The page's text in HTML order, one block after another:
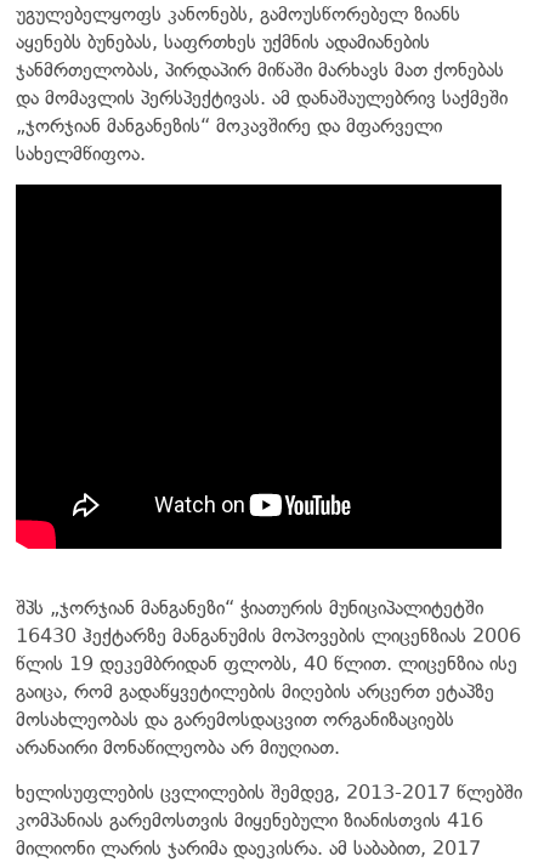
უგულებელყოფს კანონებს, გამოუსწორებელ ზიანს
აყენებს ბუნებას, საფრთხეს უქმნის ადამიანების
ჯანმრთელობას, პირდაპირ მიწაში მარხავს მათ ქონებას
და მომავლის პერსპექტივას. ამ დანაშაულებრივ საქმეში
„ჯორჯიან მანგანეზის“ მოკავშირე და მფარველი
სახელმწიფოა.
შპს „ჯორჯიან მანგანეზი“ ჭიათურის მუნიციპალიტეტში
16430 ჰექტარზე მანგანუმის მოპოვების ლიცენზიას 2006
წლის 19 დეკემბრიდან ფლობს, 40 წლით. ლიცენზია ისე
გაიცა, რომ გადაწყვეტილების მიღების არცერთ ეტაპზე
მოსახლეობას და გარემოსდაცვით ორგანიზაციებს
არანაირი მონაწილეობა არ მიუღიათ.
ხელისუფლების ცვლილების შემდეგ, 2013-2017 წლებში
კომპანიას გარემოსთვის მიყენებული ზიანისთვის 416
მილიონი ლარის ჯარიმა დაეკისრა. ამ საბაბით, 2017